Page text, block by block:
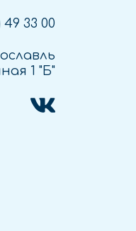
49 33 00
1 "Б"